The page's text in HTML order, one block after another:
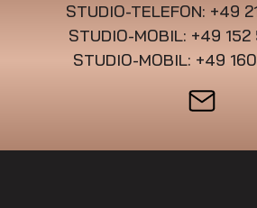
STUDIO-TELEFON: +49
STUDIO-MOBIL: +49
STUDIO-MOBIL: +49